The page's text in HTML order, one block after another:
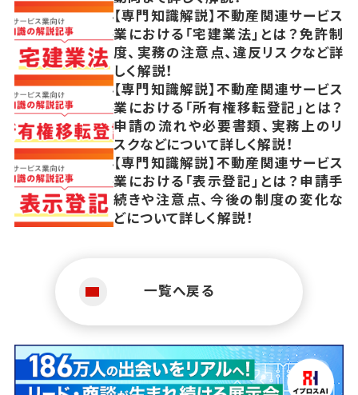
【専門知識解説】不動産関連サービス
業における「宅建業法」とは？免許制
度、実務の注意点、違反リスクなど詳
しく解説！
【専門知識解説】不動産関連サービス
業における「所有権移転登記」とは？
申請の流れや必要書類、実務上のリ
スクなどについて詳しく解説！
【専門知識解説】不動産関連サービス
業における「表示登記」とは？申請手
続きや注意点、今後の制度の変化な
どについて詳しく解説！
一覧へ戻る